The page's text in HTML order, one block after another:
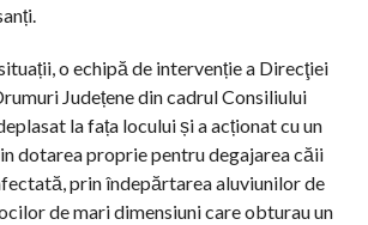
o echipă de intervenție a Direcţiei
Județene din cadrul Consiliului
la fața locului și a acționat cu un
dotarea proprie pentru degajarea căii
prin îndepărtarea aluviunilor de
de mari dimensiuni care obturau un